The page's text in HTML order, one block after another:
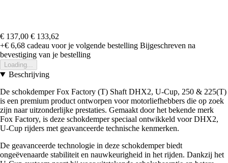
€ 137,00 € 133,62
+€ 6,68 cadeau voor je volgende bestelling Bijgeschreven na
bevestiging van je bestelling
Loading...
Beschrijving
De schokdemper Fox Factory (T) Shaft DHX2, U-Cup, 250 & 225(T)
is een premium product ontworpen voor motorliefhebbers die op zoek
zijn naar uitzonderlijke prestaties. Gemaakt door het bekende merk
Fox Factory, is deze schokdemper speciaal ontwikkeld voor DHX2,
U-Cup rijders met geavanceerde technische kenmerken.
De geavanceerde technologie in deze schokdemper biedt
ongeëvenaarde stabiliteit en nauwkeurigheid in het rijden. Dankzij het